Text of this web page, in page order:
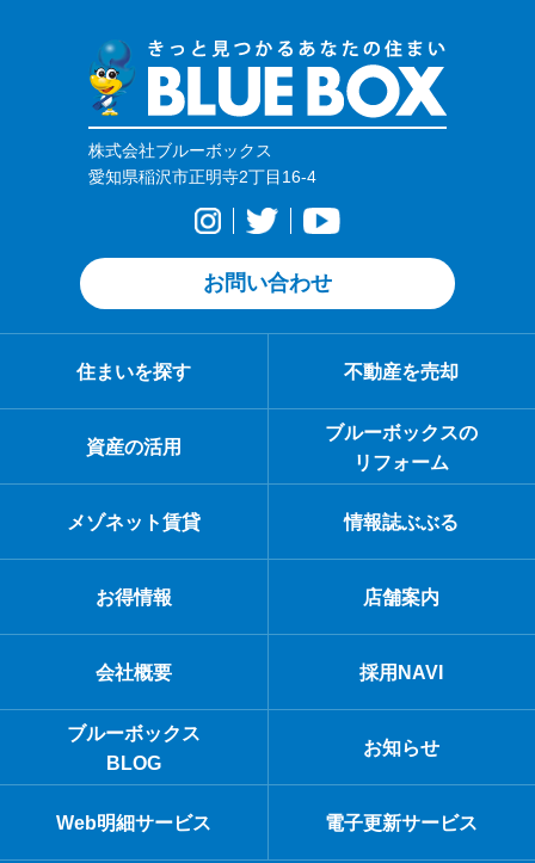
株式会社ブルーボックス
愛知県稲沢市正明寺2丁目16-4
お問い合わせ
住まいを探す 不動産を売却
資産の活用
ブルーボックスの
リフォーム
メゾネット賃貸 情報誌ぶぶる
お得情報 店舗案内
会社概要 採用NAVI
ブルーボックス
BLOG
お知らせ
Web明細サービス 電子更新サービス